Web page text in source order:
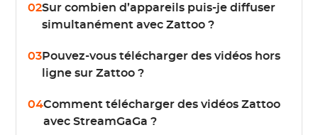
02Sur combien d’appareils puis-je diffuser
simultanément avec Zattoo ?
03Pouvez-vous télécharger des vidéos hors
ligne sur Zattoo ?
04Comment télécharger des vidéos Zattoo
avec StreamGaGa ?